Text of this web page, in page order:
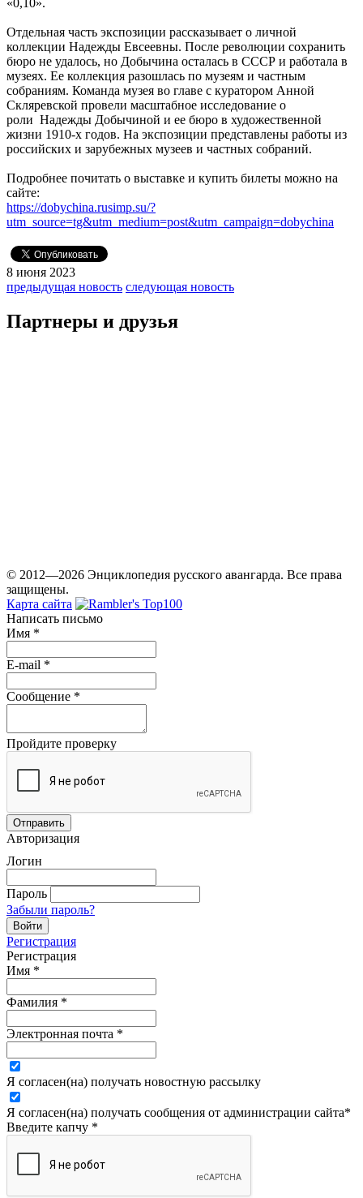
Отдельная часть экспозиции рассказывает о личной
коллекции Надежды Евсеевны. После революции сохранить
бюро не удалось, но Добычина осталась в СССР и работала в
музеях. Ее коллекция разошлась по музеям и частным
собраниям. Команда музея во главе с куратором Анной
Скляревской провели масштабное исследование о
роли Надежды Добычиной и ее бюро в художественной
жизни 1910-х годов. На экспозиции представлены работы из
российских и зарубежных музеев и частных собраний.
Подробнее почитать о выставке и купить билеты можно на
сайте:
https://dobychina.rusimp.su/?
utm_source=tg&utm_medium=post&utm_campaign=dobychina
8 июня 2023
предыдущая новость следующая новость
Партнеры и друзья
© 2012—2026 Энциклопедия русского авангарда. Все права
защищены.
Карта сайта
Написать письмо
Имя *
E-mail *
Сообщение *
Пройдите проверку
Авторизация
Логин
Пароль
Забыли пароль?
Регистрация
Регистрация
Имя *
Фамилия *
Электронная почта *
Я согласен(на) получать новостную рассылку
Я согласен(на) получать сообщения от администрации сайта*
Введите капчу *